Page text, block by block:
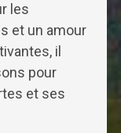
les
et un amour
il
pour
et ses